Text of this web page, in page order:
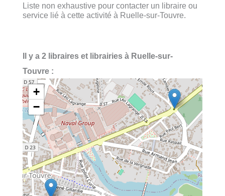
Liste non exhaustive pour contacter un libraire ou
service lié à cette activité à Ruelle-sur-Touvre.
Il y a 2 libraires et librairies à Ruelle-sur-
Touvre :
+
−